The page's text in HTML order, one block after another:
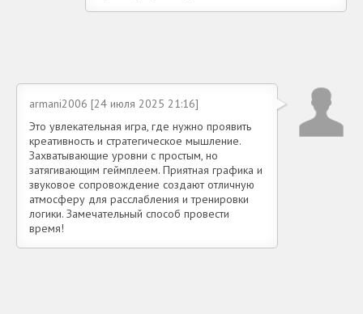
armani2006 [24 июля 2025 21:16]
Это увлекательная игра, где нужно проявить
креативность и стратегическое мышление.
Захватывающие уровни с простым, но
затягивающим геймплеем. Приятная графика и
звуковое сопровождение создают отличную
атмосферу для расслабления и тренировки
логики. Замечательный способ провести
время!